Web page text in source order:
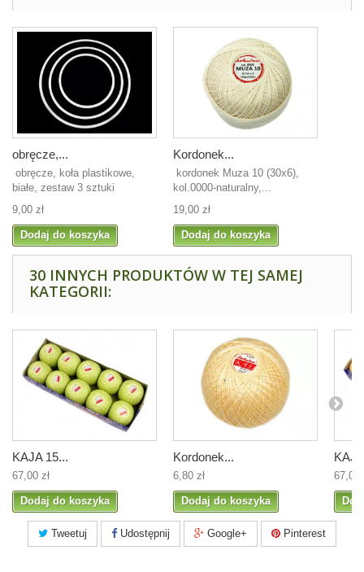
obręcze,...
obręcze, koła plastikowe,
białe, zestaw 3 sztuki
9,00 zł
Dodaj do koszyka
Kordonek...
kordonek Muza 10 (30x6),
kol.0000-naturalny,...
19,00 zł
Dodaj do koszyka
30 INNYCH PRODUKTÓW W TEJ SAMEJ
KATEGORII:
KAJA 15...
67,00 zł
Dodaj do koszyka
Kordonek...
6,80 zł
Dodaj do koszyka
67,00
Tweetuj Udostępnij Google+ Pinterest